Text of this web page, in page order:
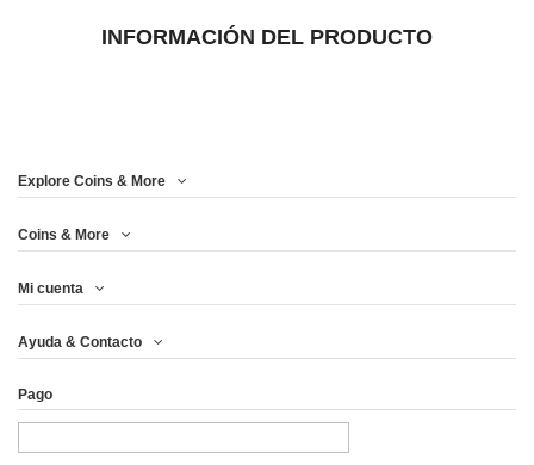
INFORMACIÓN DEL PRODUCTO
Explore Coins & More
Coins & More
Mi cuenta
Ayuda & Contacto
Pago